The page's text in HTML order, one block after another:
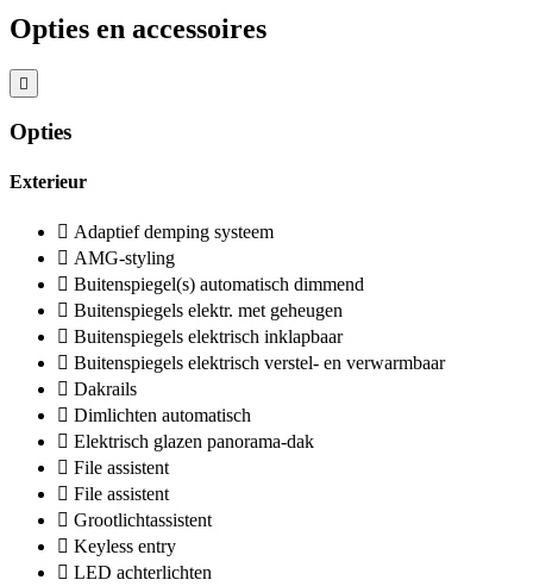
Opties en accessoires
Opties
Exterieur
Adaptief demping systeem
AMG-styling
Buitenspiegel(s) automatisch dimmend
Buitenspiegels elektr. met geheugen
Buitenspiegels elektrisch inklapbaar
Buitenspiegels elektrisch verstel- en verwarmbaar
Dakrails
Dimlichten automatisch
Elektrisch glazen panorama-dak
File assistent
File assistent
Grootlichtassistent
Keyless entry
LED achterlichten